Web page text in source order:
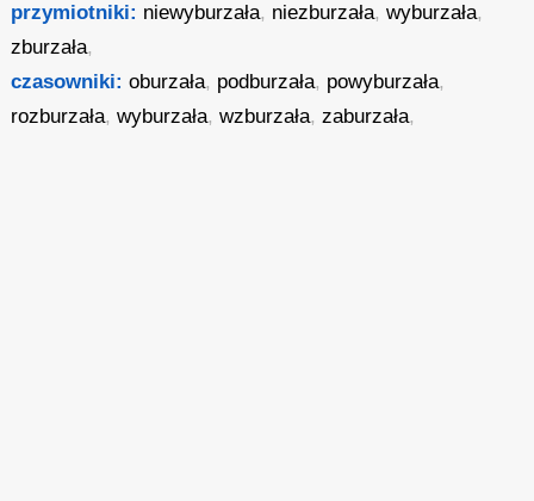
przymiotniki: niewyburzała, niezburzała,wyburzała,
zburzała,
czasowniki: oburzała, podburzała, powyburzała,
rozburzała,wyburzała,wzburzała,zaburzała,